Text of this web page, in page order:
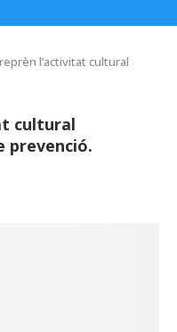
l’activitat cultural
cultural
prevenció.